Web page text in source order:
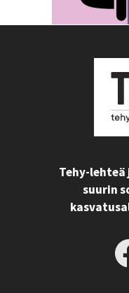
Tehy-lehteä
suurin